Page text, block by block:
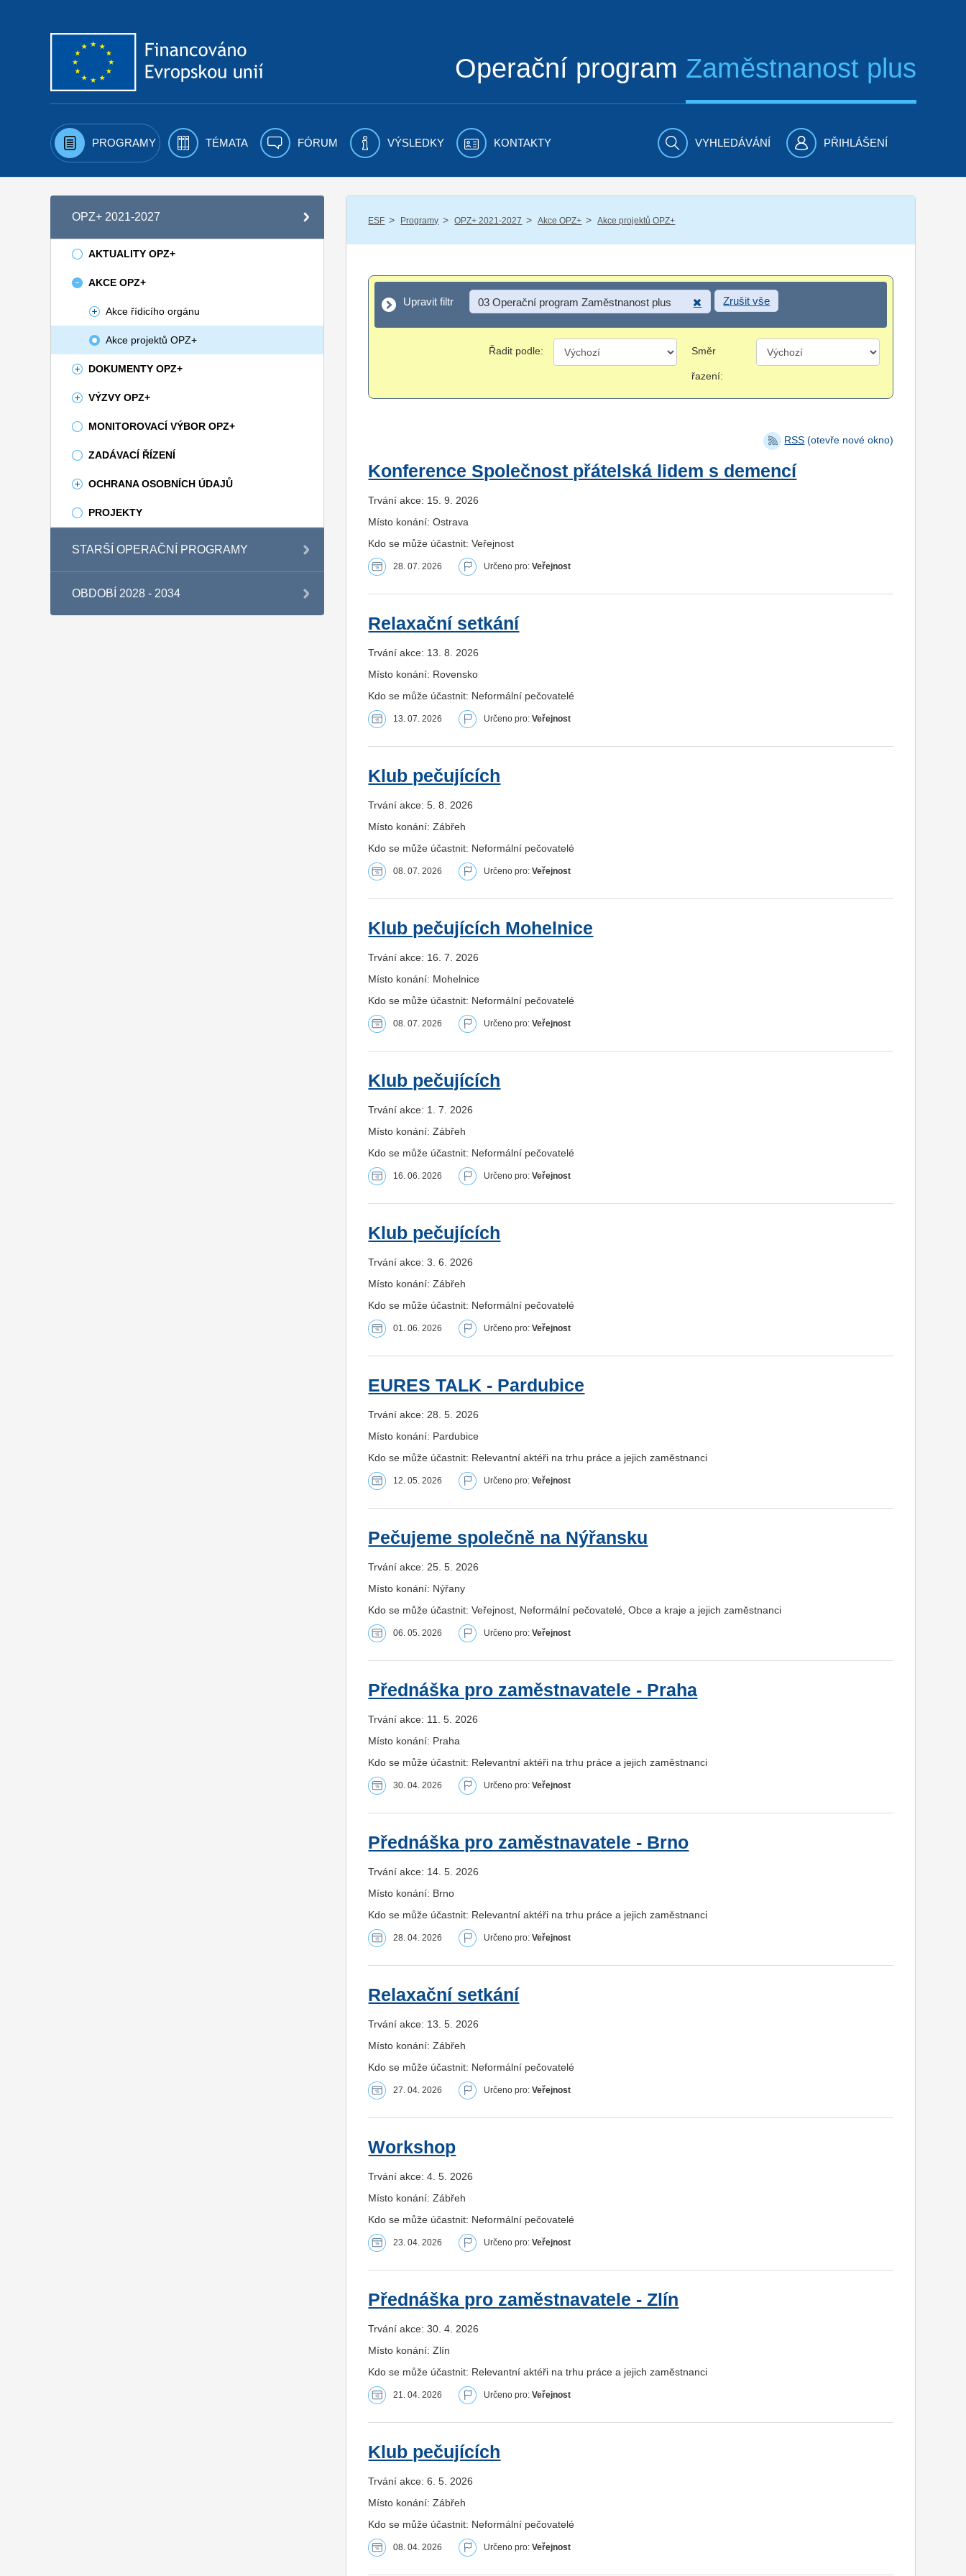
Operační program Zaměstnanost plus
PROGRAMY TÉMATA FÓRUM VÝSLEDKY KONTAKTY VYHLEDÁVÁNÍ PŘIHLÁŠENÍ
OPZ+ 2021-2027
AKTUALITY OPZ+
AKCE OPZ+
Akce řídicího orgánu
Akce projektů OPZ+
DOKUMENTY OPZ+
VÝZVY OPZ+
MONITOROVACÍ VÝBOR OPZ+
ZADÁVACÍ ŘÍZENÍ
OCHRANA OSOBNÍCH ÚDAJŮ
PROJEKTY
STARŠÍ OPERAČNÍ PROGRAMY
OBDOBÍ 2028 - 2034
ESF / Programy / OPZ+ 2021-2027 / Akce OPZ+ / Akce projektů OPZ+
Upravit filtr
Upravit filtr 03 Operační program Zaměstnanost plus Zrušit vše
Řadit podle: Směr
řazení:
RSS (otevře nové okno)
Konference Společnost přátelská lidem s demencí
Trvání akce: 15. 9. 2026
Místo konání: Ostrava
Kdo se může účastnit: Veřejnost
28. 07. 2026 Určeno pro:Veřejnost
Relaxační setkání
Trvání akce: 13. 8. 2026
Místo konání: Rovensko
Kdo se může účastnit: Neformální pečovatelé
13. 07. 2026 Určeno pro:Veřejnost
Klub pečujících
Trvání akce: 5. 8. 2026
Místo konání: Zábřeh
Kdo se může účastnit: Neformální pečovatelé
08. 07. 2026 Určeno pro:Veřejnost
Klub pečujících Mohelnice
Trvání akce: 16. 7. 2026
Místo konání: Mohelnice
Kdo se může účastnit: Neformální pečovatelé
08. 07. 2026 Určeno pro:Veřejnost
Klub pečujících
Trvání akce: 1. 7. 2026
Místo konání: Zábřeh
Kdo se může účastnit: Neformální pečovatelé
16. 06. 2026 Určeno pro:Veřejnost
Klub pečujících
Trvání akce: 3. 6. 2026
Místo konání: Zábřeh
Kdo se může účastnit: Neformální pečovatelé
01. 06. 2026 Určeno pro:Veřejnost
EURES TALK - Pardubice
Trvání akce: 28. 5. 2026
Místo konání: Pardubice
Kdo se může účastnit: Relevantní aktéři na trhu práce a jejich zaměstnanci
12. 05. 2026 Určeno pro:Veřejnost
Pečujeme společně na Nýřansku
Trvání akce: 25. 5. 2026
Místo konání: Nýřany
Kdo se může účastnit: Veřejnost, Neformální pečovatelé, Obce a kraje a jejich zaměstnanci
06. 05. 2026 Určeno pro:Veřejnost
Přednáška pro zaměstnavatele - Praha
Trvání akce: 11. 5. 2026
Místo konání: Praha
Kdo se může účastnit: Relevantní aktéři na trhu práce a jejich zaměstnanci
30. 04. 2026 Určeno pro:Veřejnost
Přednáška pro zaměstnavatele - Brno
Trvání akce: 14. 5. 2026
Místo konání: Brno
Kdo se může účastnit: Relevantní aktéři na trhu práce a jejich zaměstnanci
28. 04. 2026 Určeno pro:Veřejnost
Relaxační setkání
Trvání akce: 13. 5. 2026
Místo konání: Zábřeh
Kdo se může účastnit: Neformální pečovatelé
27. 04. 2026 Určeno pro:Veřejnost
Workshop
Trvání akce: 4. 5. 2026
Místo konání: Zábřeh
Kdo se může účastnit: Neformální pečovatelé
23. 04. 2026 Určeno pro:Veřejnost
Přednáška pro zaměstnavatele - Zlín
Trvání akce: 30. 4. 2026
Místo konání: Zlín
Kdo se může účastnit: Relevantní aktéři na trhu práce a jejich zaměstnanci
21. 04. 2026 Určeno pro:Veřejnost
Klub pečujících
Trvání akce: 6. 5. 2026
Místo konání: Zábřeh
Kdo se může účastnit: Neformální pečovatelé
08. 04. 2026 Určeno pro:Veřejnost